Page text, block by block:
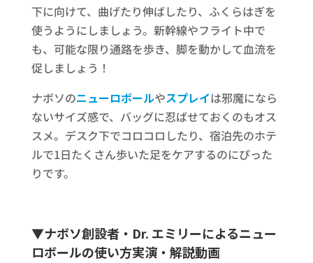
下に向けて、曲げたり伸ばしたり、ふくらはぎを
使うようにしましょう。新幹線やフライト中で
も、可能な限り通路を歩き、脚を動かして血流を
促しましょう！
ナボソのニューロボールやスプレイは邪魔になら
ないサイズ感で、バッグに忍ばせておくのもオス
スメ。デスク下でコロコロしたり、宿泊先のホテ
ルで1日たくさん歩いた足をケアするのにぴった
りです。
▼ナボソ創設者・Dr. エミリーによるニュー
ロボールの使い方実演・解説動画